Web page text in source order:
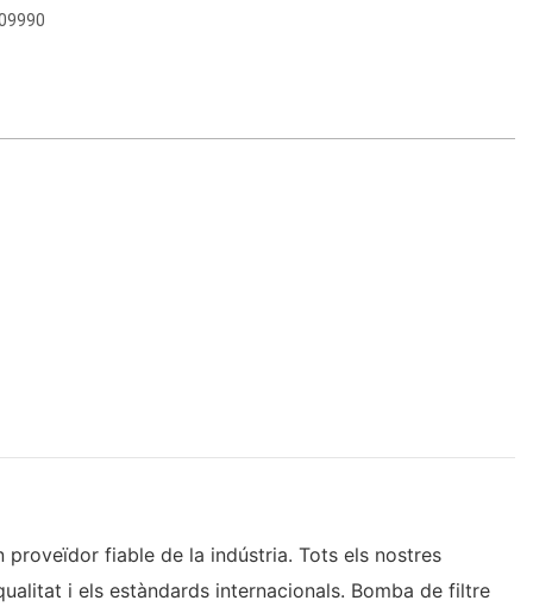
fiable de la indústria. Tots els nostres
i els estàndards internacionals. Bomba de filtre